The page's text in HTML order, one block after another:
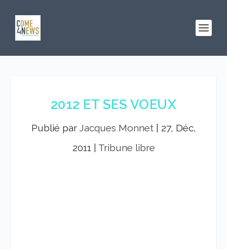
2012 ET SES VOEUX
Publié par Jacques Monnet| 27, Déc,
2011
Tribune libre